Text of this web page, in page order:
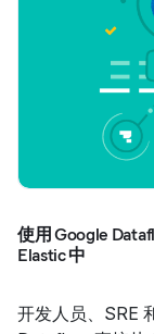
使用 Google
Elastic 中
开发人员、SRE